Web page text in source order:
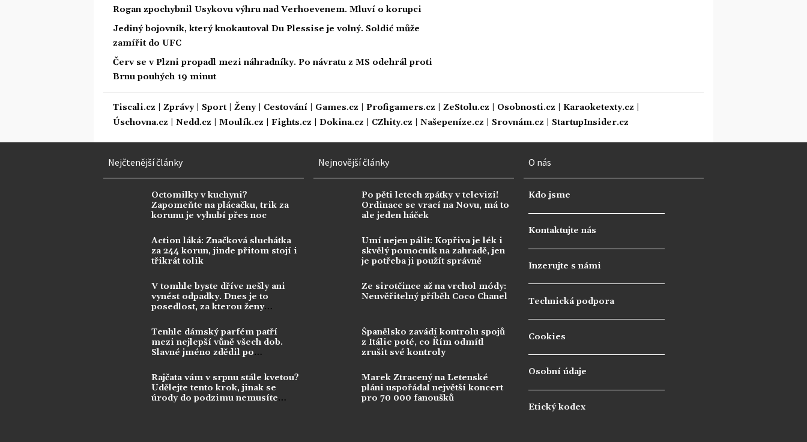
Rogan zpochybnil Usykovu výhru nad Verhoevenem. Mluví o korupci
Jediný bojovník, který knokautoval Du Plessise je volný. Soldić může
zamířit do UFC
Červ se v Plzni propadl mezi náhradníky. Po návratu z MS odehrál proti
Brnu pouhých 19 minut
Tiscali.cz Zprávy| Sport| Ženy| Cestování Games.cz Profigamers.cz ZeStolu.cz Osobnosti.cz Karaoketexty.cz
Úschovna.cz
Nedd.cz Moulík.cz Fights.cz Dokina.cz CZhity.cz Našepeníze.cz Srovnám.cz StartupInsider.cz
Nejčtenější články
Octomilky v kuchyni?
Zapomeňte na plácačku, trik za
korunu je vyhubí přes noc
Action láká: Značková sluchátka
za 244 korun, jinde přitom stojí i
třikrát tolik
V tomhle byste dříve nešly ani
vynést odpadky. Dnes je to
posedlost, za kterou ženy
Tenhle dámský parfém patří
mezi nejlepší vůně všech dob.
Slavné jméno zdědil po
Rajčata vám v srpnu stále kvetou?
Udělejte tento krok, jinak se
úrody do podzimu nemusíte
Nejnovější články
Po pěti letech zpátky v televizi!
Ordinace se vrací na Novu, má to
ale jeden háček
Umí nejen pálit: Kopřiva je lék i
skvělý pomocník na zahradě, jen
je potřeba ji použít správně
Ze sirotčince až na vrchol módy:
Neuvěřitelný příběh Coco Chanel
Španělsko zavádí kontrolu spojů
z Itálie poté, co Řím odmítl
zrušit své kontroly
Marek Ztracený na Letenské
pláni uspořádal největší koncert
pro 70 000 fanoušků
O nás
Kdo jsme
Kontaktujte nás
Inzerujte s námi
Technická podpora
Cookies
Osobní údaje
Etický kodex